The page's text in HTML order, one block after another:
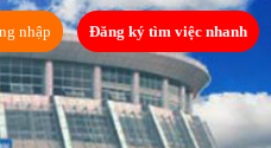
nhập Đăng ký tìm việc nhanh